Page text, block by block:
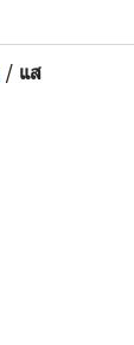
/ แส